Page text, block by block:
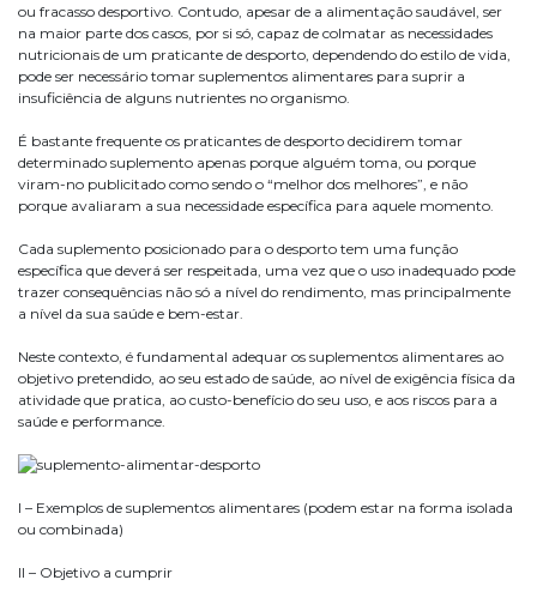
ou fracasso desportivo. Contudo, apesar de a alimentação saudável, ser
na maior parte dos casos, por si só, capaz de colmatar as necessidades
nutricionais de um praticante de desporto, dependendo do estilo de vida,
pode ser necessário tomar suplementos alimentares para suprir a
insuficiência de alguns nutrientes no organismo.
É bastante frequente os praticantes de desporto decidirem tomar
determinado suplemento apenas porque alguém toma, ou porque
viram-no publicitado como sendo o “melhor dos melhores”, e não
porque avaliaram a sua necessidade específica para aquele momento.
Cada suplemento posicionado para o desporto tem uma função
específica que deverá ser respeitada, uma vez que o uso inadequado pode
trazer consequências não só a nível do rendimento, mas principalmente
a nível da sua saúde e bem-estar.
Neste contexto, é fundamental adequar os suplementos alimentares ao
objetivo pretendido, ao seu estado de saúde, ao nível de exigência física da
atividade que pratica, ao custo-benefício do seu uso, e aos riscos para a
saúde e performance.
I – Exemplos de suplementos alimentares (podem estar na forma isolada
ou combinada)
II – Objetivo a cumprir